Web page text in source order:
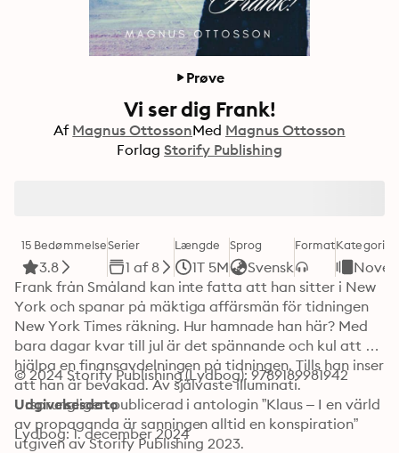
Prøve
Vi ser dig Frank!
Af Magnus OttossonMed Magnus Ottosson
Forlag Storify Publishing
15 Bedømmelse
3.8
Serier
1 af 8
Længde
1T 5M
Sprog
Svensk
FormatKategori
Frank från Småland kan inte fatta att han sitter i New
York och spanar på mäktiga affärsmän för tidningen
New York Times räkning. Hur hamnade han här? Med
bara dagar kvar till jul är det spännande och kul att
hjälpa en finansavdelningen på tidningen. Tills han inser
att han är bevakad. Av självaste illuminati.
Ursprungligen publicerad i antologin ”Klaus – I en värld
av propaganda är sanningen alltid en konspiration”
utgiven av Storify Publishing 2023.
© 2024 Storify Publishing (Lydbog): 9789189981942
Udgivelsesdato
Lydbog: 1. december 2024